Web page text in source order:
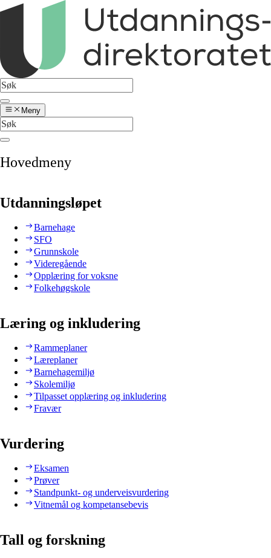
Meny
Hovedmeny
Utdanningsløpet
Barnehage
SFO
Grunnskole
Videregående
Opplæring for voksne
Folkehøgskole
Læring og inkludering
Rammeplaner
Læreplaner
Barnehagemiljø
Skolemiljø
Tilpasset opplæring og inkludering
Fravær
Vurdering
Eksamen
Prøver
Standpunkt- og underveisvurdering
Vitnemål og kompetansebevis
Tall og forskning